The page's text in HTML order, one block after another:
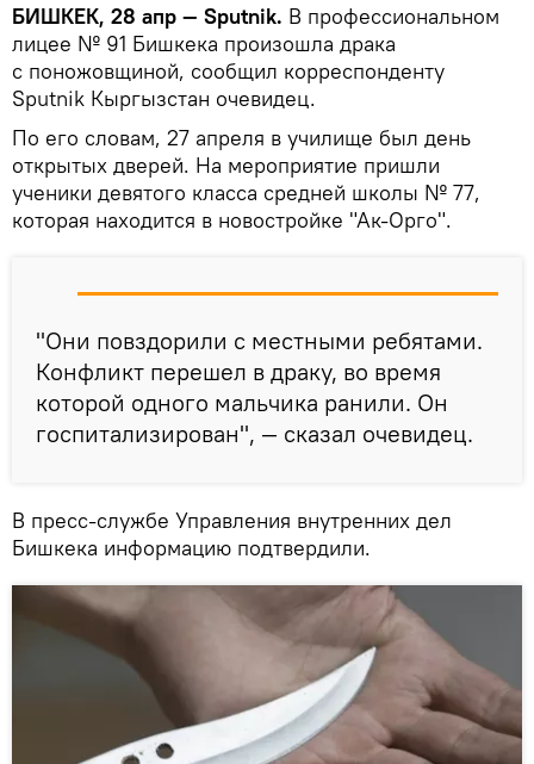
БИШКЕК, 28 апр — Sputnik. В профессиональном
лицее № 91 Бишкека произошла драка
с поножовщиной, сообщил корреспонденту
Sputnik Кыргызстан очевидец.
По его словам, 27 апреля в училище был день
открытых дверей. На мероприятие пришли
ученики девятого класса средней школы № 77,
которая находится в новостройке "Ак-Орго".
"Они повздорили с местными ребятами.
Конфликт перешел в драку, во время
которой одного мальчика ранили. Он
госпитализирован", — сказал очевидец.
В пресс-службе Управления внутренних дел
Бишкека информацию подтвердили.